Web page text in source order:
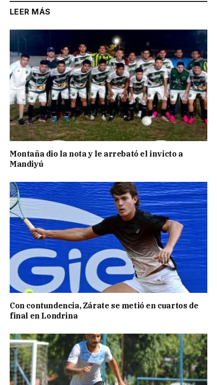
LEER MÁS
Montaña dio la nota y le arrebató el invicto a
Mandiyú
Con contundencia, Zárate se metió en cuartos de
final en Londrina